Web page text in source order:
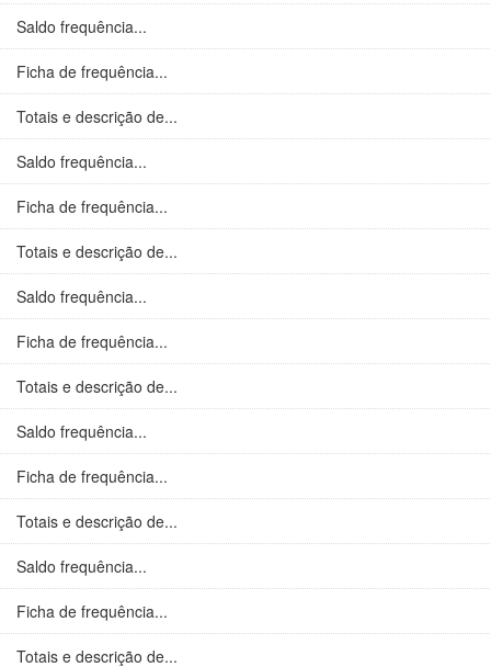
Saldo frequência...
Ficha de frequência...
Totais e descrição de...
Saldo frequência...
Ficha de frequência...
Totais e descrição de...
Saldo frequência...
Ficha de frequência...
Totais e descrição de...
Saldo frequência...
Ficha de frequência...
Totais e descrição de...
Saldo frequência...
Ficha de frequência...
Totais e descrição de...